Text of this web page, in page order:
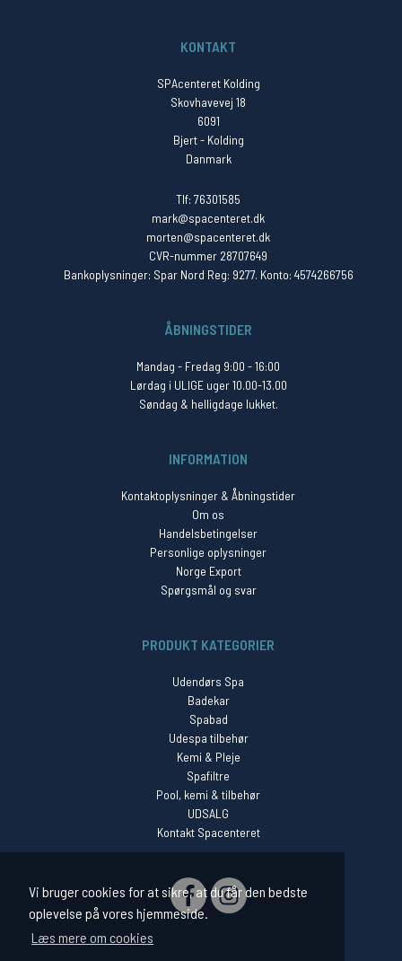
Vi bruger cookies for at sikre, at du får den bedste
oplevelse på vores hjemmeside.
Læs mere om cookies
KONTAKT
SPAcenteret Kolding
Skovhavevej 18
6091
Bjert - Kolding
Danmark
Tlf: 76301585
mark@spacenteret.dk
morten@spacenteret.dk
CVR-nummer 28707649
Bankoplysninger: Spar Nord Reg: 9277. Konto: 4574266756
ÅBNINGSTIDER
Mandag - Fredag 9:00 - 16:00
Lørdag i ULIGE uger 10.00-13.00
Søndag & helligdage lukket.
INFORMATION
Kontaktoplysninger & Åbningstider
Om os
Handelsbetingelser
Personlige oplysninger
Norge Export
Spørgsmål og svar
PRODUKT KATEGORIER
Udendørs Spa
Badekar
Spabad
Udespa tilbehør
Kemi & Pleje
Spafiltre
Pool, kemi & tilbehør
UDSALG
Kontakt Spacenteret
SOCIAL